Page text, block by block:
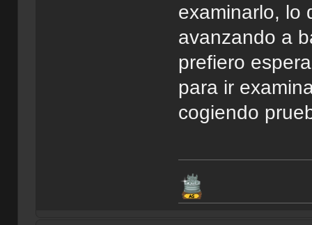
examinarlo, lo
avanzando a
prefiero
para ir
cogiendo